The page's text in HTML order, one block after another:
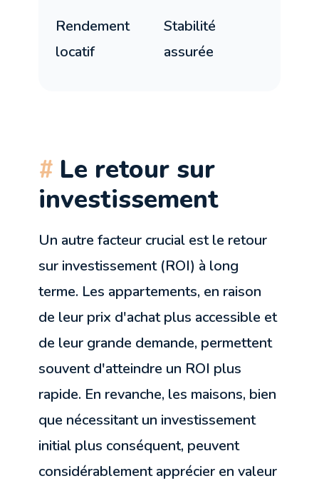
Rendement
locatif
Stabilité
assurée
Le retour sur
investissement
Un autre facteur crucial est le retour
sur investissement (ROI) à long
terme. Les appartements, en raison
de leur prix d'achat plus accessible et
de leur grande demande, permettent
souvent d'atteindre un ROI plus
rapide. En revanche, les maisons, bien
que nécessitant un investissement
initial plus conséquent, peuvent
considérablement apprécier en valeur